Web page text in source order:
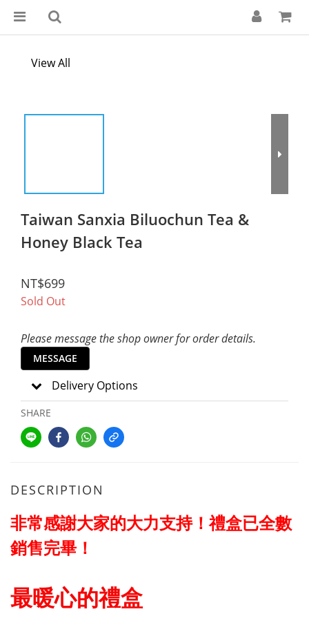
View All
Taiwan Sanxia Biluochun Tea &
Honey Black Tea
NT$699
Sold Out
Please message the shop owner for order details.
MESSAGE
Delivery Options
SHARE
DESCRIPTION
非常感謝大家的大力支持！禮盒已全數
銷售完畢！
最暖心的禮盒